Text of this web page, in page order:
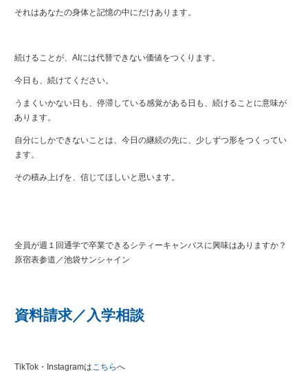
それはあなたの身体と記憶の中にだけあります。
続けることが、AIには代替できない価値をつくります。
今日も、続けてください。
うまくいかない日も、停滞している感覚がある日も、続けることに意味が
あります。
自分にしかできないことは、今日の継続の先に、少しずつ形をつくってい
ます。
その積み上げを、信じてほしいと思います。
全員が週１回通学で卒業できるシティーキャンパスに興味はありますか？
原宿表参道／池袋サンシャイン
資料請求／入学相談
TikTok・Instagramはこちらへ